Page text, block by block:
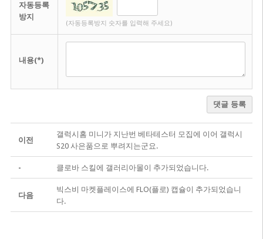
자동등록
방지
(자동등록방지 숫자를 입력해 주세요)
내용(*)
댓글 등록
이전
갤럭시홈 미니가 지난번 베타테스터 모집에 이어 갤럭시
S20 사은품으로 뿌려지는군요.
- 클로바 스킬에 갤러리아몰이 추가되었습니다.
다음
빅스비 마켓플레이스에 FLO(플로) 캡슐이 추가되었습니
다.